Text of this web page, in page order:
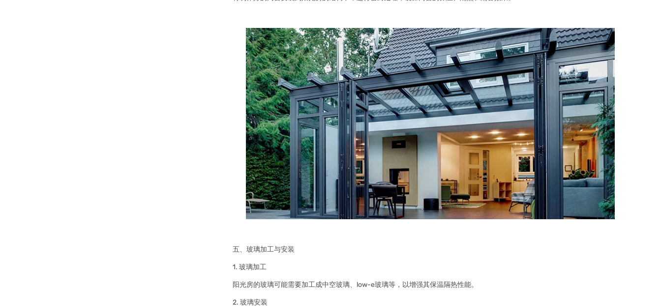
五、玻璃加工与安装
1. 玻璃加工
阳光房的玻璃可能需要加工成中空玻璃、low-e玻璃等，以增强其保温隔热性能。
2. 玻璃安装